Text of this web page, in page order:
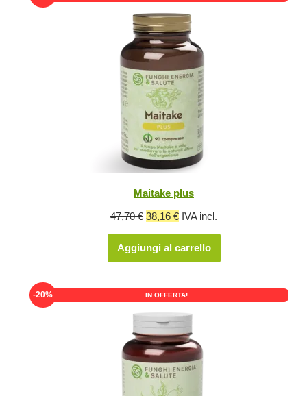
Maitake plus
47,70€ Il
prezzo
originale
47,70 €.
38,16 €Il
prezzo
attuale
38,16 €.
IVA incl.
Aggiungi al carrello
IN OFFERTA!
-20%